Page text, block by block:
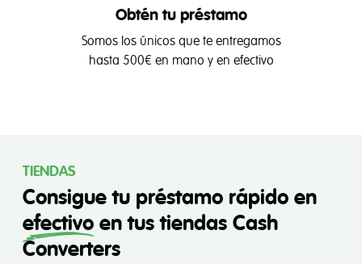
Obtén tu préstamo
Somos los únicos que te entregamos
hasta 500€ en mano y en efectivo
TIENDAS
Consigue tu préstamo rápido en
efectivo en tus tiendas Cash
Converters